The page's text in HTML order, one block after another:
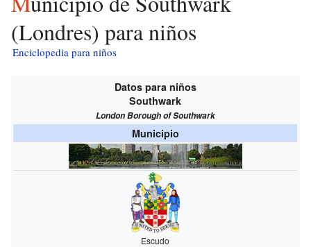
(Londres) para niños
Enciclopedia para niños
Datos para niños
Southwark
London Borough of Southwark
Municipio
Escudo